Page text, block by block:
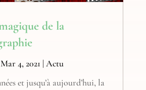
de la
Mar 4, 2021 | Actu
et jusqu’à aujourd’hui, la